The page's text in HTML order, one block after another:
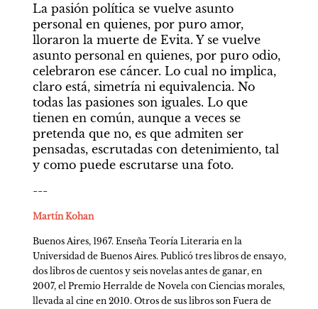
La pasión política se vuelve asunto
personal en quienes, por puro amor,
lloraron la muerte de Evita. Y se vuelve
asunto personal en quienes, por puro odio,
celebraron ese cáncer. Lo cual no implica,
claro está, simetría ni equivalencia. No
todas las pasiones son iguales. Lo que
tienen en común, aunque a veces se
pretenda que no, es que admiten ser
pensadas, escrutadas con detenimiento, tal
y como puede escrutarse una foto.
---
Martín Kohan
Buenos Aires, 1967. Enseña Teoría Literaria en la
Universidad de Buenos Aires. Publicó tres libros de ensayo,
dos libros de cuentos y seis novelas antes de ganar, en
2007, el Premio Herralde de Novela con Ciencias morales,
llevada al cine en 2010. Otros de sus libros son Fuera de